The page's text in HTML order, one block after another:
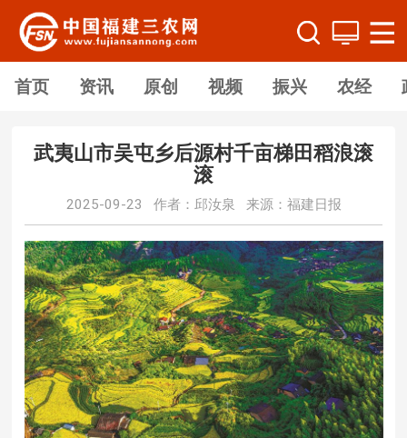
首页 资讯 原创 视频 振兴 农经
武夷山市吴屯乡后源村千亩梯田稻浪滚
滚
2025-09-23 作者：邱汝泉 来源：福建日报